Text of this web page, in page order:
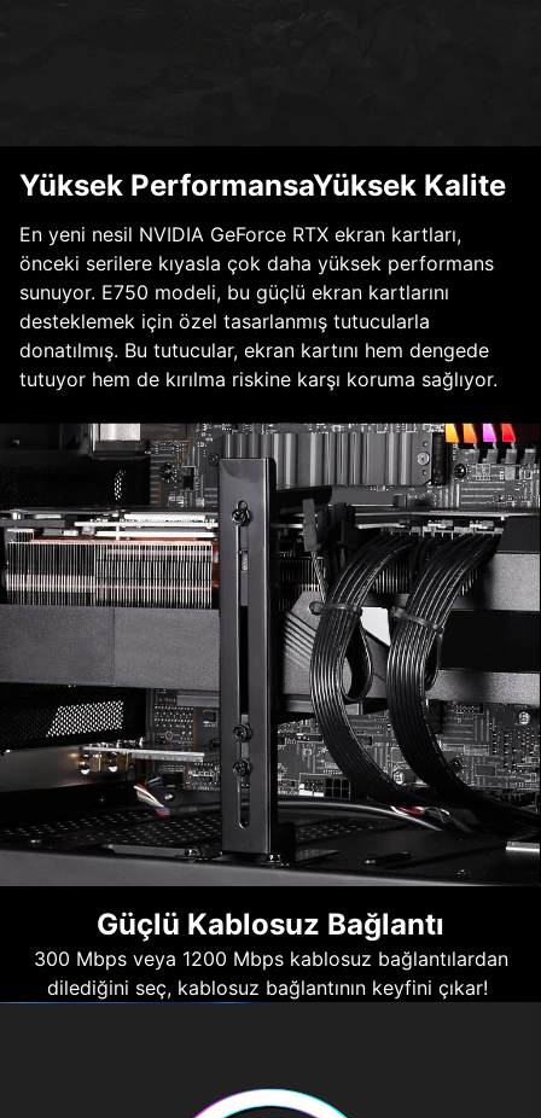
Yüksek PerformansaYüksek Kalite
En yeni nesil NVIDIA GeForce RTX ekran kartları,
önceki serilere kıyasla çok daha yüksek performans
sunuyor. E750 modeli, bu güçlü ekran kartlarını
desteklemek için özel tasarlanmış tutucularla
donatılmış. Bu tutucular, ekran kartını hem dengede
tutuyor hem de kırılma riskine karşı koruma sağlıyor.
Güçlü Kablosuz Bağlantı
300 Mbps veya 1200 Mbps kablosuz bağlantılardan
dilediğini seç, kablosuz bağlantının keyfini çıkar!